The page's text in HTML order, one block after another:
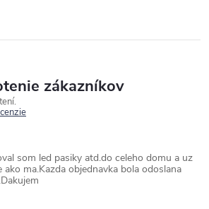
zákazníkov
som led pasiky atd.do celeho domu a uz
ma.Kazda objednavka bola odoslana